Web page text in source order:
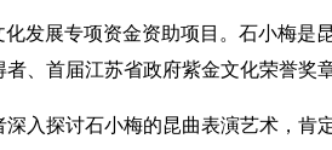
展专项资金资助项目。石小梅是
、首届江苏省政府紫金文化荣誉奖
探讨石小梅的昆曲表演艺术，肯